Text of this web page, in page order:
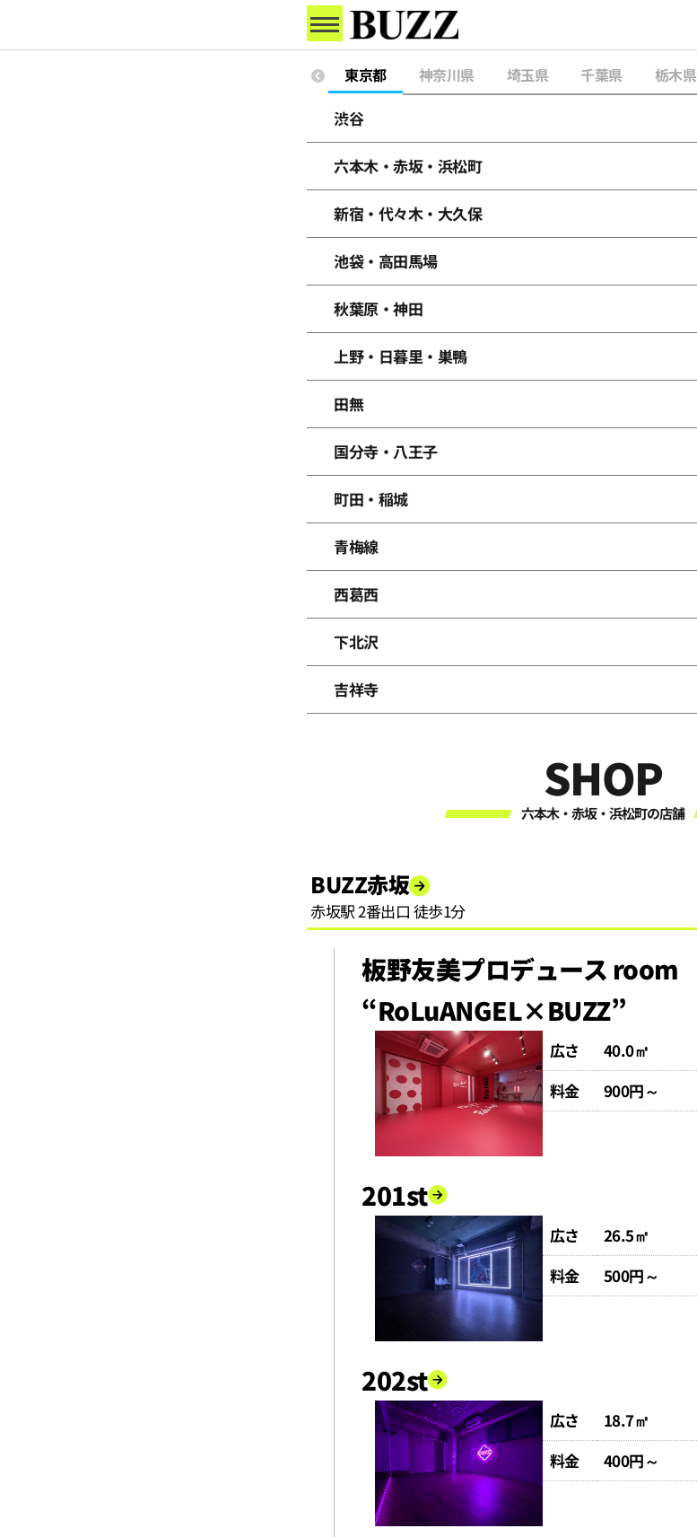
東京都 神奈川県 埼玉県 千葉県 栃木県
渋谷
六本木・赤坂・浜松町
新宿・代々木・大久保
池袋・高田馬場
秋葉原・神田
上野・日暮里・巣鴨
田無
国分寺・八王子
町田・稲城
青梅線
西葛西
下北沢
吉祥寺
SHOP
六本木・赤坂・浜松町の店舗
BUZZ赤坂
赤坂駅 2番出口 徒歩1分
板野友美プロデュース room
“RoLuANGEL×BUZZ”
広さ
40.0㎡
料金
900円～
201st
広さ
26.5㎡
料金
500円～
202st
広さ
18.7㎡
料金
400円～